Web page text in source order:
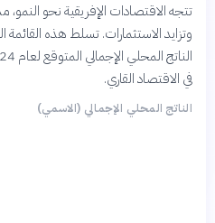
الاقتصادات الإفريقية نحو النمو، مدفوعة
الاستثمارات. تسلط هذه القائمة
الاقتصاد القاري.
المحلي الإجمالي (الاسمي)